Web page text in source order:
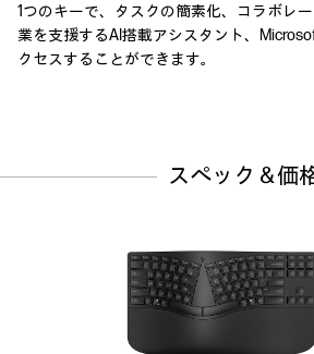
1つのキーで、 タスクの簡素化、コラボレー
業を支援するAI搭載アシスタント、
クセスすることができます。
スペック＆価